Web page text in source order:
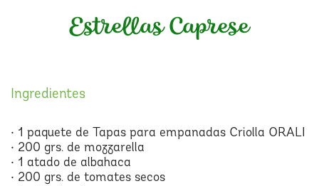
Estrellas Caprese
Ingredientes
• 1 paquete de Tapas para empanadas Criolla ORALI
• 200 grs. de mozzarella
• 1 atado de albahaca
• 200 grs. de tomates secos